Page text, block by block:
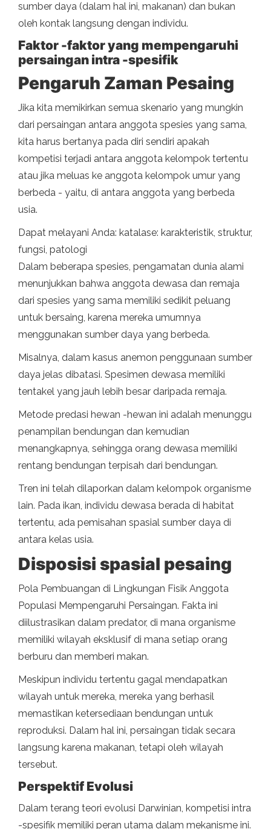
sumber daya (dalam hal ini, makanan) dan bukan
oleh kontak langsung dengan individu.
Faktor -faktor yang mempengaruhi
persaingan intra -spesifik
Pengaruh Zaman Pesaing
Jika kita memikirkan semua skenario yang mungkin
dari persaingan antara anggota spesies yang sama,
kita harus bertanya pada diri sendiri apakah
kompetisi terjadi antara anggota kelompok tertentu
atau jika meluas ke anggota kelompok umur yang
berbeda - yaitu, di antara anggota yang berbeda
usia.
Dapat melayani Anda: katalase: karakteristik, struktur,
fungsi, patologi
Dalam beberapa spesies, pengamatan dunia alami
menunjukkan bahwa anggota dewasa dan remaja
dari spesies yang sama memiliki sedikit peluang
untuk bersaing, karena mereka umumnya
menggunakan sumber daya yang berbeda.
Misalnya, dalam kasus anemon penggunaan sumber
daya jelas dibatasi. Spesimen dewasa memiliki
tentakel yang jauh lebih besar daripada remaja.
Metode predasi hewan -hewan ini adalah menunggu
penampilan bendungan dan kemudian
menangkapnya, sehingga orang dewasa memiliki
rentang bendungan terpisah dari bendungan.
Tren ini telah dilaporkan dalam kelompok organisme
lain. Pada ikan, individu dewasa berada di habitat
tertentu, ada pemisahan spasial sumber daya di
antara kelas usia.
Disposisi spasial pesaing
Pola Pembuangan di Lingkungan Fisik Anggota
Populasi Mempengaruhi Persaingan. Fakta ini
diilustrasikan dalam predator, di mana organisme
memiliki wilayah eksklusif di mana setiap orang
berburu dan memberi makan.
Meskipun individu tertentu gagal mendapatkan
wilayah untuk mereka, mereka yang berhasil
memastikan ketersediaan bendungan untuk
reproduksi. Dalam hal ini, persaingan tidak secara
langsung karena makanan, tetapi oleh wilayah
tersebut.
Perspektif Evolusi
Dalam terang teori evolusi Darwinian, kompetisi intra
-spesifik memiliki peran utama dalam mekanisme ini.